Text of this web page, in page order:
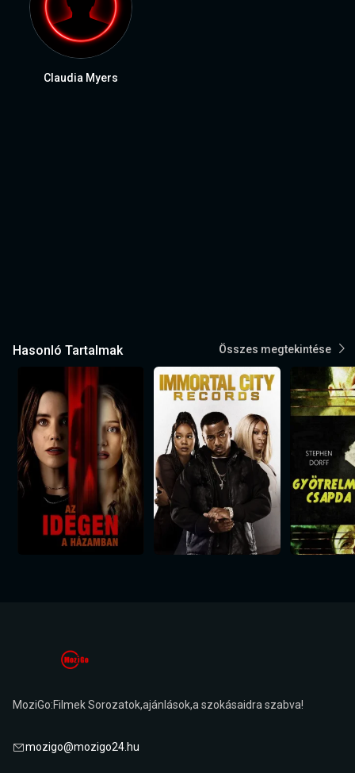
Claudia Myers
Hasonló Tartalmak Összes megtekintése
MoziGo:Filmek Sorozatok,ajánlások,a szokásaidra szabva!
mozigo@mozigo24.hu